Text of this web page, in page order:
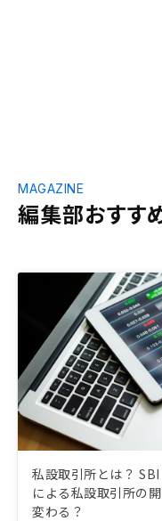
編集部おすす
MAGAZINE
私設取引所とは？
による私設取引所の
変わる？